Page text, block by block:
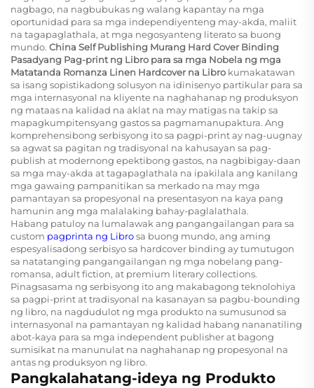
nagbago, na nagbubukas ng walang kapantay na mga
oportunidad para sa mga independiyenteng may-akda, maliit
na tagapaglathala, at mga negosyanteng literato sa buong
mundo. China Self Publishing Murang Hard Cover Binding
Pasadyang Pag-print ng Libro para sa mga Nobela ng mga
Matatanda Romanza Linen Hardcover na Libro kumakatawan
sa isang sopistikadong solusyon na idinisenyo partikular para sa
mga internasyonal na kliyente na naghahanap ng produksyon
ng mataas na kalidad na aklat na may matigas na takip sa
mapagkumpitensyang gastos sa pagmamanupaktura. Ang
komprehensibong serbisyong ito sa pagpi-print ay nag-uugnay
sa agwat sa pagitan ng tradisyonal na kahusayan sa pag-
publish at modernong epektibong gastos, na nagbibigay-daan
sa mga may-akda at tagapaglathala na ipakilala ang kanilang
mga gawaing pampanitikan sa merkado na may mga
pamantayan sa propesyonal na presentasyon na kaya pang
hamunin ang mga malalaking bahay-paglalathala.
Habang patuloy na lumalawak ang pangangailangan para sa
custom pagprinta ng Librosa buong mundo, ang aming
espesyalisadong serbisyo sa hardcover binding ay tumutugon
sa natatanging pangangailangan ng mga nobelang pang-
romansa, adult fiction, at premium literary collections.
Pinagsasama ng serbisyong ito ang makabagong teknolohiya
sa pagpi-print at tradisyonal na kasanayan sa pagbu-bounding
ng libro, na nagdudulot ng mga produkto na sumusunod sa
internasyonal na pamantayan ng kalidad habang nananatiling
abot-kaya para sa mga independent publisher at bagong
sumisikat na manunulat na naghahanap ng propesyonal na
antas ng produksyon ng libro.
Pangkalahatang-ideya ng Produkto